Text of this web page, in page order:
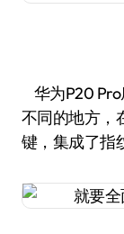
华为P20
不同的地方，
键，集成了指